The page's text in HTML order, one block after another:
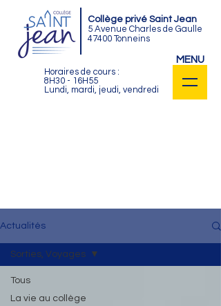
MENU
Collège privé Saint Jean
5 Avenue Charles de Gaulle
47400 Tonneins
Horaires de cours :
8H30 - 16H55
Lundi, mardi, jeudi, vendredi
Actualités
Tous
La vie au collège
Sorties, Voyages